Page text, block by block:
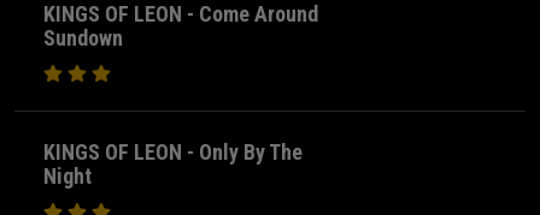
KINGS OF LEON - Come Around
Sundown
KINGS OF LEON - Only By The
Night